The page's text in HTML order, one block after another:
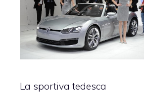
La sportiva tedesca